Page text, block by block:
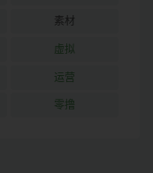
素材
虚拟
运营
零撸